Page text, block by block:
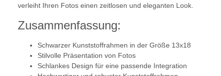
verleiht Ihren Fotos einen zeitlosen und eleganten Look.
Zusammenfassung:
Schwarzer Kunststoffrahmen in der Größe 13x18
Stilvolle Präsentation von Fotos
Schlankes Design für eine passende Integration